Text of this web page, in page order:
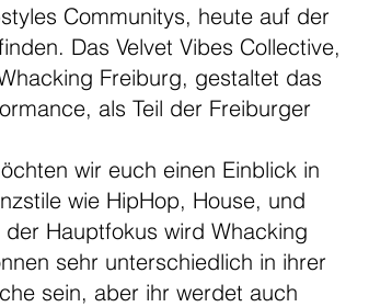
Communitys, heute auf der
Das Velvet Vibes Collective,
Freiburg, gestaltet das
als Teil der Freiburger
wir euch einen Einblick in
wie HipHop, House, und
Hauptfokus wird Whacking
sehr unterschiedlich in ihrer
sein, aber ihr werdet auch